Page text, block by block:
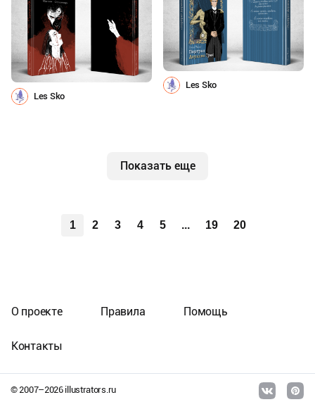
Les Sko
Les Sko
Показать еще
1 2 3 4 5 ... 19 20
© 2007–2026illustrators.ru
О проекте Правила Помощь
Контакты